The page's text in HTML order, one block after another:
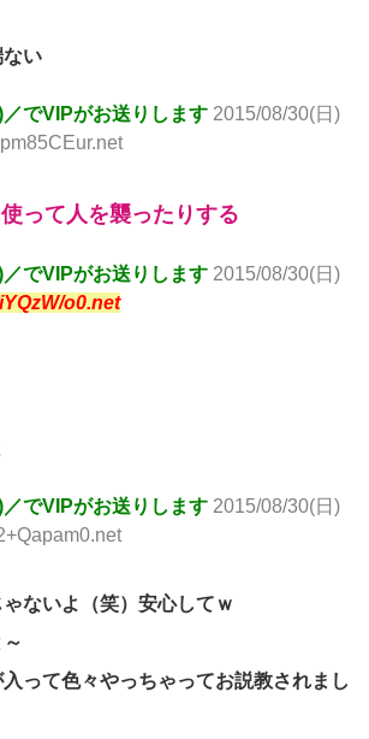
い
でVIPがお送りします 2015/08/30(日)
って人を襲ったりする
でVIPがお送りします 2015/08/30(日)
o0.net
でVIPがお送りします 2015/08/30(日)
ないよ（笑）安心してｗ
って色々やっちゃってお説教されまし